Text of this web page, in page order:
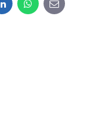
LinkedInWhatsApp
E-
mail